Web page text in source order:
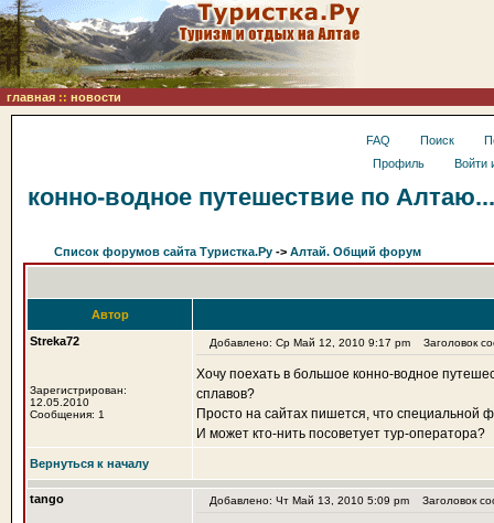
главная :: новости
FAQ Поиск
Профиль
Войти
конно-водное путешествие по Алтаю...
Список форумов сайта Туристка.Ру -> Алтай. Общий форум
Автор
Streka72
Зарегистрирован:
12.05.2010
Сообщения: 1
Добавлено: Ср Май 12, 2010 9:17 pm Заголовок
Хочу поехать в большое конно-водное
сплавов?
Просто на сайтах пишется, что специальной
И может кто-нить посоветует тур-оператора?
Вернуться к началу
tango Добавлено: Чт Май 13, 2010 5:09 pm Заголовок